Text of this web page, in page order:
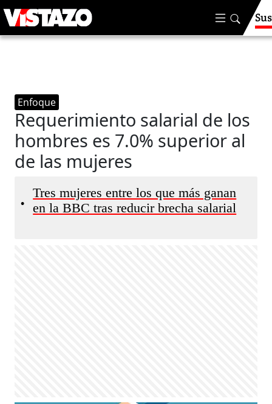
Enfoque
Requerimiento salarial de los
hombres es 7.0% superior al
de las mujeres
•
Tres mujeres entre los que más ganan
en la BBC tras reducir brecha salarial